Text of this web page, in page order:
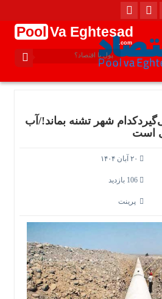
Pool Va Eghtesad
.com
شهر تشنه بماند!/آب
است
106 بازدید
پرینت